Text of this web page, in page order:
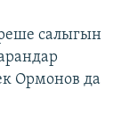
салыгын
Ормонов да